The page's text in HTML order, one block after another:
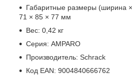
Габаритные размеры (ширина
71 × 85 × 77 мм
Вес: 0,42 кг
Серия: AMPARO
Производитель: Schrack
Код EAN: 9004840666762